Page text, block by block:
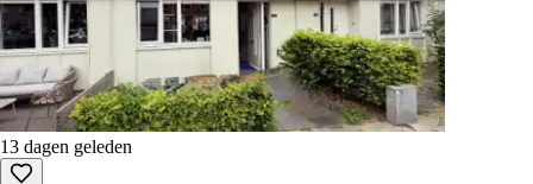
13 dagen geleden